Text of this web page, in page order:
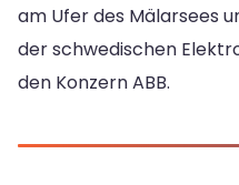
am Ufer des Mälarsees
der schwedischen
den Konzern ABB.